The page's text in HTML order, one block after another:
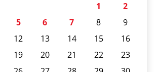
1
2
5 6 7 8
9
12 13 14 15
16
19 20 21 22
23